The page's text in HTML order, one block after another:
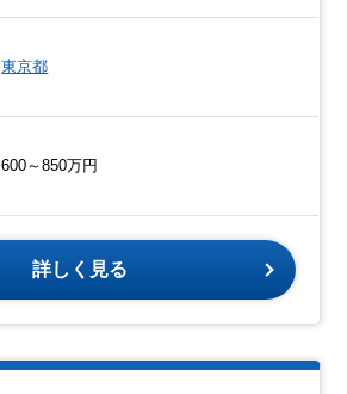
東京都
600～850万円
詳しく見る